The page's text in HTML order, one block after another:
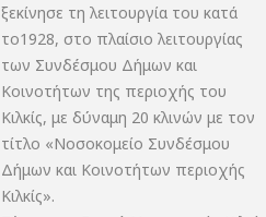
ξεκίνησε τη λειτουργία του κατά
το1928, στο πλαίσιο λειτουργίας
των Συνδέσμου Δήμων και
Κοινοτήτων της περιοχής του
Κιλκίς, με δύναμη 20 κλινών με τον
τίτλο «Νοσοκομείο Συνδέσμου
Δήμων και Κοινοτήτων περιοχής
Κιλκίς».